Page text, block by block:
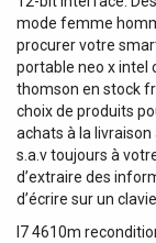
mode femme
procurer votre
portable neo x intel
thomson en stock
choix de produits
achats à la livraison
s.a.v toujours à
d’extraire des
d’écrire sur un
I7 4610m